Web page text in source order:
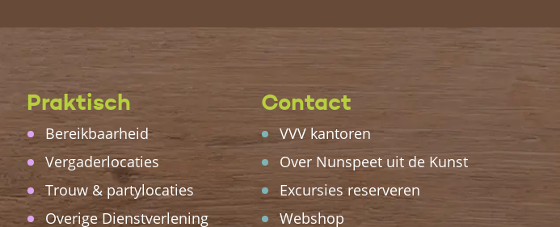
Praktisch
Bereikbaarheid
Vergaderlocaties
Trouw & partylocaties
Overige Dienstverlening
Contact
VVV kantoren
Over Nunspeet uit de Kunst
Excursies reserveren
Webshop